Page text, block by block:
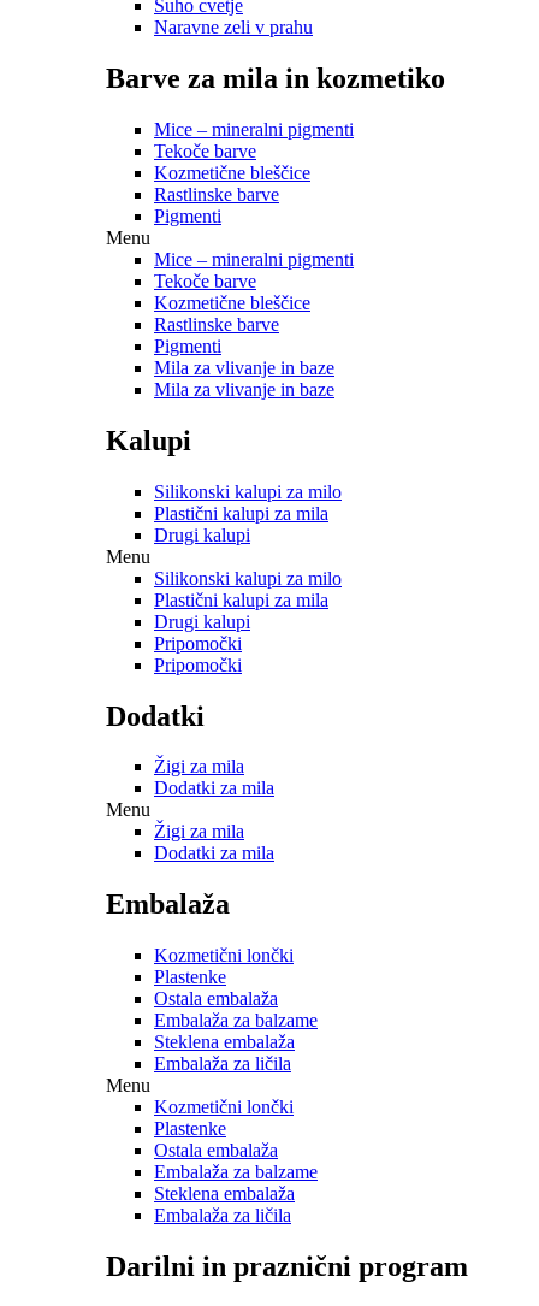
Suho cvetje
Naravne zeli v prahu
Barve za mila in kozmetiko
Mice – mineralni pigmenti
Tekoče barve
Kozmetične bleščice
Rastlinske barve
Pigmenti
Menu
Mice – mineralni pigmenti
Tekoče barve
Kozmetične bleščice
Rastlinske barve
Pigmenti
Mila za vlivanje in baze
Mila za vlivanje in baze
Kalupi
Silikonski kalupi za milo
Plastični kalupi za mila
Drugi kalupi
Menu
Silikonski kalupi za milo
Plastični kalupi za mila
Drugi kalupi
Pripomočki
Pripomočki
Dodatki
Žigi za mila
Dodatki za mila
Menu
Žigi za mila
Dodatki za mila
Embalaža
Kozmetični lončki
Plastenke
Ostala embalaža
Embalaža za balzame
Steklena embalaža
Embalaža za ličila
Menu
Kozmetični lončki
Plastenke
Ostala embalaža
Embalaža za balzame
Steklena embalaža
Embalaža za ličila
Darilni in praznični program